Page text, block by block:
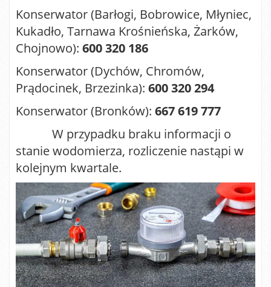
Konserwator (Barłogi, Bobrowice, Młyniec,
Kukadło, Tarnawa Krośnieńska, Żarków,
Chojnowo): 600 320 186
Konserwator (Dychów, Chromów,
Prądocinek, Brzezinka): 600 320 294
Konserwator (Bronków): 667 619 777
W przypadku braku informacji o
stanie wodomierza, rozliczenie nastąpi w
kolejnym kwartale.